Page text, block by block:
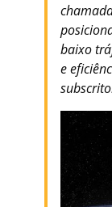
baixo
e